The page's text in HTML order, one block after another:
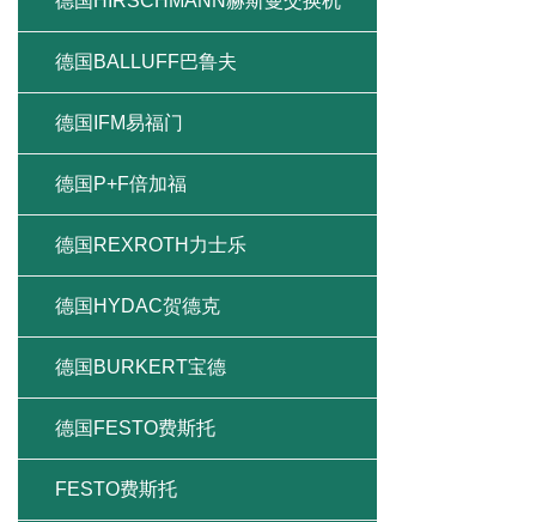
德国BALLUFF巴鲁夫
德国IFM易福门
德国P+F倍加福
德国REXROTH力士乐
德国HYDAC贺德克
德国BURKERT宝德
德国FESTO费斯托
FESTO费斯托